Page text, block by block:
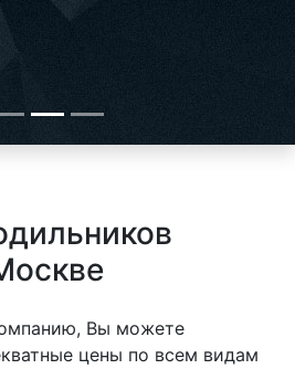
Вы можете
цены по всем видам